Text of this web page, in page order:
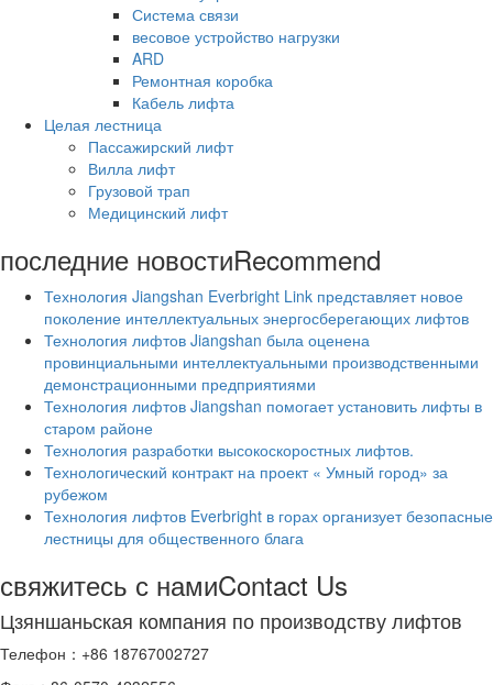
Система связи
весовое устройство нагрузки
ARD
Ремонтная коробка
Кабель лифта
Целая лестница
Пассажирский лифт
Вилла лифт
Грузовой трап
Медицинский лифт
последние новостиRecommend
Технология Jiangshan Everbright Link представляет новое
поколение интеллектуальных энергосберегающих лифтов
Технология лифтов Jiangshan была оценена
провинциальными интеллектуальными производственными
демонстрационными предприятиями
Технология лифтов Jiangshan помогает установить лифты в
старом районе
Технология разработки высокоскоростных лифтов.
Технологический контракт на проект « Умный город» за
рубежом
Технология лифтов Everbright в горах организует безопасные
лестницы для общественного блага
свяжитесь с намиContact Us
Цзяншаньская компания по производству лифтов
Телефон：+86 18767002727